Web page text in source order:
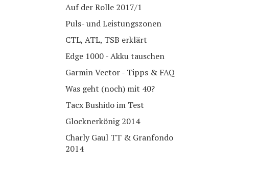
Auf der Rolle 2017/1
Puls- und Leistungszonen
CTL, ATL, TSB erklärt
Edge 1000 - Akku tauschen
Garmin Vector - Tipps & FAQ
Was geht (noch) mit 40?
Tacx Bushido im Test
Glocknerkönig 2014
Charly Gaul TT & Granfondo
2014